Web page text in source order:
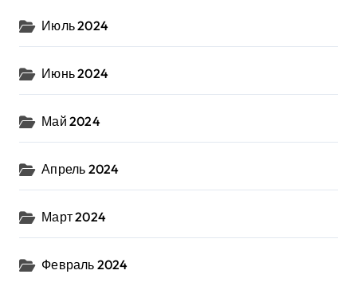
Июль 2024
Июнь 2024
Май 2024
Апрель 2024
Март 2024
Февраль 2024